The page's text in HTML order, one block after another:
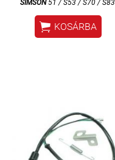
SIMSON51 / S53 / S70 / S83
 KOSÁRBA